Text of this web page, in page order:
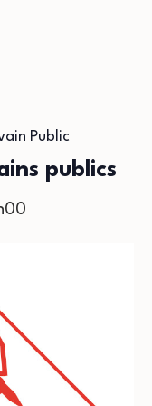
Public
publics